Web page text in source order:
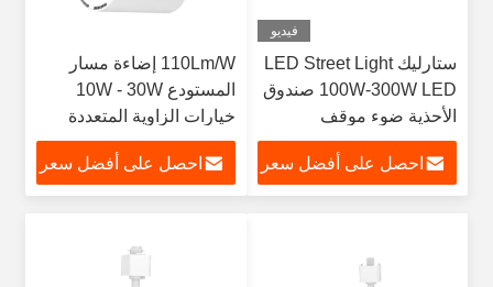
فيديو
ستارليك LED Street Light
100W-300W LED صندوق
الأحذية ضوء موقف
للسيارات
احصل على أفضل سعر
110Lm/W إضاءة مسار
المستودع 10W - 30W
خيارات الزاوية المتعددة
15°-60°
احصل على أفضل سعر